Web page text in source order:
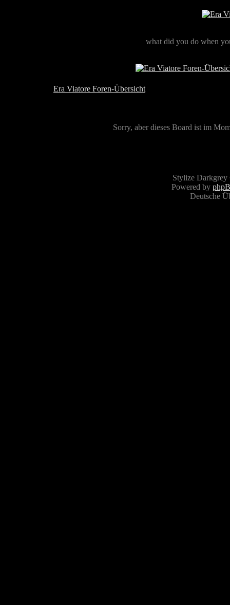
what did you do when
Era Viatore Foren-Übersicht
Sorry, aber dieses Board ist im
Stylize
Powered by
Deutsche